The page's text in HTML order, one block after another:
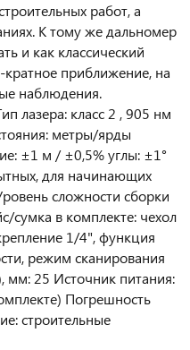
работ, а
К тому же дальномер
и как классический
приближение, на
наблюдения.
лазера: класс 2 , 905 нм
метры/ярды
±1 м / ±0,5% углы: ±1°
для начинающих
сложности сборки
сумка в комплекте: чехол
1/4", функция
режим сканирования
мм: 25 Источник питания:
Погрешность
строительные